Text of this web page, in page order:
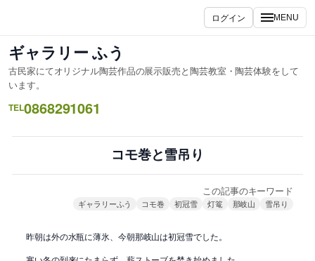
ス
キ
ッ
プ
ログイン MENU
ギャラリー ふう
古民家にてオリジナル陶芸作品の展示販売と陶芸教室・陶芸体験をして
います。
TEL0868291061
コモ巻と雪吊り
この記事のキーワード
ギャラリーふう コモ巻 初冠雪 灯篭 那岐山 雪吊り
昨朝は外の水瓶に薄氷、今朝那岐山は初冠雪でした。